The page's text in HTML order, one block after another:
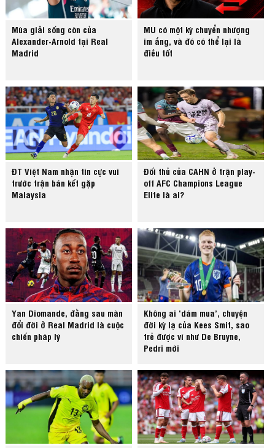
Mùa giải sống còn của
Alexander-Arnold tại Real
Madrid
MU có một kỳ chuyển nhượng
im ắng, và đó có thể lại là
điều tốt
ĐT Việt Nam nhận tin cực vui
trước trận bán kết gặp
Malaysia
Đối thủ của CAHN ở trận play-
off AFC Champions League
Elite là ai?
Yan Diomande, đằng sau màn
đổi đời ở Real Madrid là cuộc
chiến pháp lý
Không ai ‘dám mua’, chuyện
đời kỳ lạ của Kees Smit, sao
trẻ được ví như De Bruyne,
Pedri mới